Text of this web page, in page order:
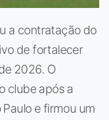
a contratação do
de fortalecer
2026. O
clube após a
e firmou um